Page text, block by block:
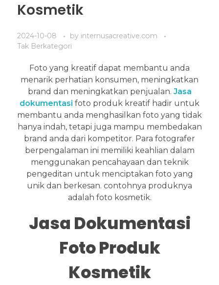
Kosmetik
2024-10-08 by internusacreative.com
Tak Berkategori
Foto yang kreatif dapat membantu anda
menarik perhatian konsumen, meningkatkan
brand dan meningkatkan penjualan. Jasa
dokumentasi foto produk kreatif hadir untuk
membantu anda menghasilkan foto yang tidak
hanya indah, tetapi juga mampu membedakan
brand anda dari kompetitor. Para fotografer
berpengalaman ini memiliki keahlian dalam
menggunakan pencahayaan dan teknik
pengeditan untuk menciptakan foto yang
unik dan berkesan. contohnya produknya
adalah foto kosmetik.
Jasa Dokumentasi
Foto Produk
Kosmetik